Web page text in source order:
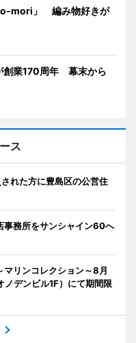
mori」 編み物好きが
創業170周年 幕末から
ス
れた方に豊島区の公営住
事務所をサンシャイン60へ
マリンコレクション～8月
デンビル1F）にて期間限